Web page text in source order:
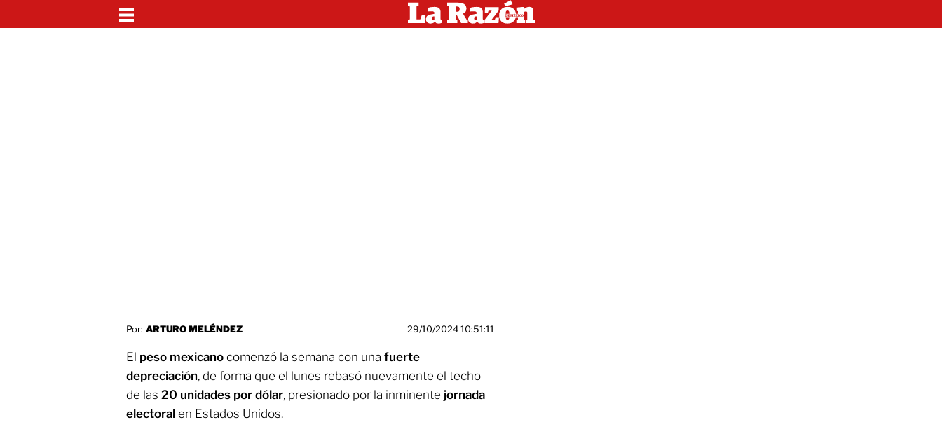
Por: ARTURO MELÉNDEZ 29/10/2024 10:51:11
El peso mexicano comenzó la semana con una fuerte
depreciación, de forma que el lunes rebasó nuevamente el techo
de las 20 unidades por dólar, presionado por la inminente jornada
electoral en Estados Unidos.